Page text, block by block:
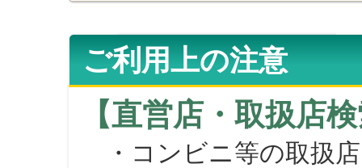
ご利用上の注意
【直営店・取扱店
・コンビニ等の取扱